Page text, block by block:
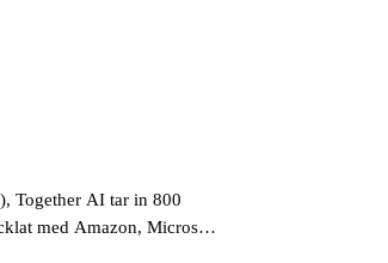
Together AI tar in 800
med Amazon, Microsoft